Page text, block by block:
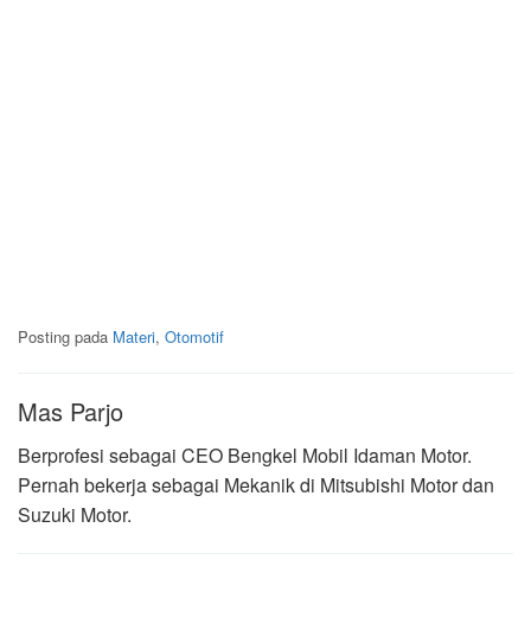
Posting pada Materi, Otomotif
Mas Parjo
Berprofesi sebagai CEO Bengkel Mobil Idaman Motor.
Pernah bekerja sebagai Mekanik di Mitsubishi Motor dan
Suzuki Motor.